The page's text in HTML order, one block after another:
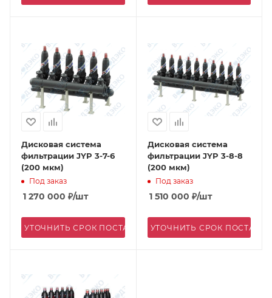
Дисковая система
фильтрации JYP 3-7-6
(200 мкм)
Под заказ
1 270 000 ₽/шт
УТОЧНИТЬ СРОК ПОСТАВКИ
Дисковая система
фильтрации JYP 3-8-8
(200 мкм)
Под заказ
1 510 000 ₽/шт
УТОЧНИТЬ СРОК